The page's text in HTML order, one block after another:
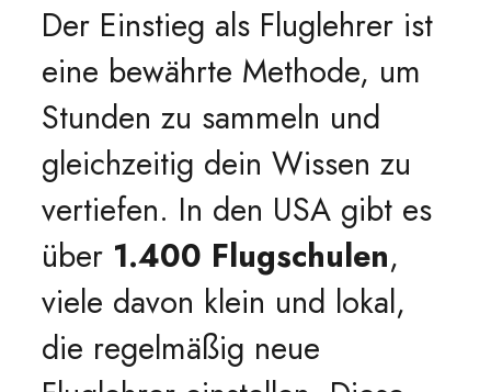
Der Einstieg als Fluglehrer ist
eine bewährte Methode, um
Stunden zu sammeln und
gleichzeitig dein Wissen zu
vertiefen. In den USA gibt es
über 1.400 Flugschulen,
viele davon klein und lokal,
die regelmäßig neue